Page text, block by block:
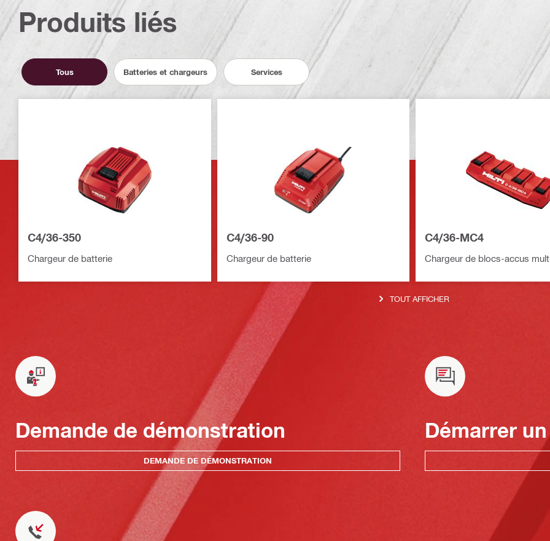
Produits liés
Tous Batteries et chargeurs Services
C4/36-350
Chargeur de batterie
C4/36-90
Chargeur de batterie
C4/36-MC4
Chargeur de blocs-accus
TOUT AFFICHER
Demande de démonstration
DEMANDE DE DÉMONSTRATION
Démarrer